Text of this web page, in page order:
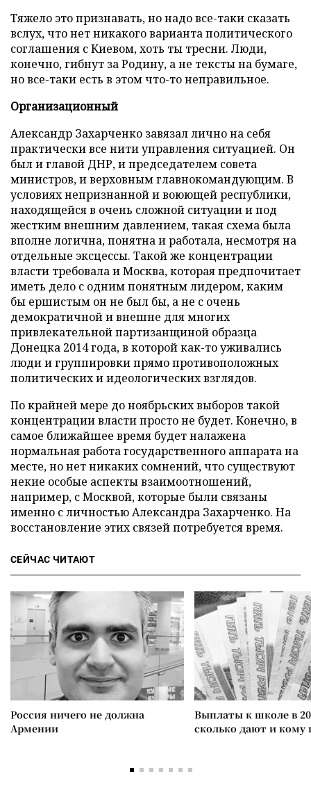
Тяжело это признавать, но надо все-таки сказать
вслух, что нет никакого варианта политического
соглашения с Киевом, хоть ты тресни. Люди,
конечно, гибнут за Родину, а не тексты на бумаге,
но все-таки есть в этом что-то неправильное.
Организационный
Александр Захарченко завязал лично на себя
практически все нити управления ситуацией. Он
был и главой ДНР, и председателем совета
министров, и верховным главнокомандующим. В
условиях непризнанной и воюющей республики,
находящейся в очень сложной ситуации и под
жестким внешним давлением, такая схема была
вполне логична, понятна и работала, несмотря на
отдельные эксцессы. Такой же концентрации
власти требовала и Москва, которая предпочитает
иметь дело с одним понятным лидером, каким
бы ершистым он не был бы, а не с очень
демократичной и внешне для многих
привлекательной партизанщиной образца
Донецка 2014 года, в которой как-то уживались
люди и группировки прямо противоположных
политических и идеологических взглядов.
По крайней мере до ноябрьских выборов такой
концентрации власти просто не будет. Конечно, в
самое ближайшее время будет налажена
нормальная работа государственного аппарата на
месте, но нет никаких сомнений, что существуют
некие особые аспекты взаимоотношений,
например, с Москвой, которые были связаны
именно с личностью Александра Захарченко. На
восстановление этих связей потребуется время.
СЕЙЧАС ЧИТАЮТ
Россия ничего не должна
Армении
Выплаты к школе в
сколько дают и